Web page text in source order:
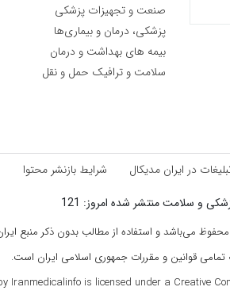
صنعت و تجهیزات پزشکی
پزشکی، درمان و بیماری‌ها
بیمه های بهداشت و درمان
سلامت و ترافیک حمل و نقل
در ایران مدیکال شرایط بازنشر محتوا
و سلامت منتشر شده امروز: 121
می‌باشد و استفاده از مطالب بدون ذکر منبع ایران
به تمامی قوانین و مقررات جمهوری اسلامی ایران است.
Iranmedicalinfo is licensed under a Creative